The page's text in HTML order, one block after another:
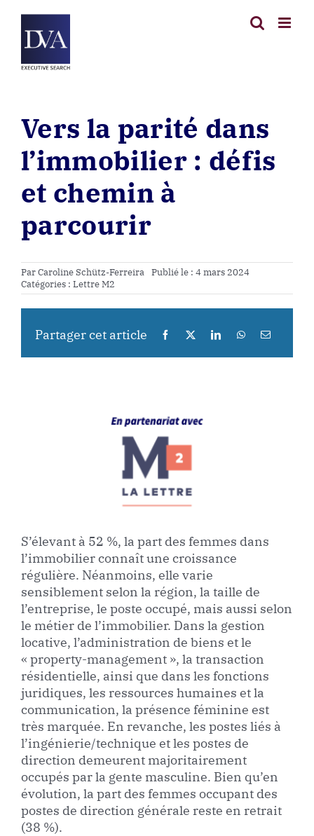
contenu
Vers la parité dans
l’immobilier : défis
et chemin à
parcourir
ParCaroline Schütz-Ferreira Publié le : 4 mars 2024
Catégories : Lettre M2
Partager cet article
S’élevant à 52 %, la part des femmes dans
l’immobilier connaît une croissance
régulière. Néanmoins, elle varie
sensiblement selon la région, la taille de
l’entreprise, le poste occupé, mais aussi selon
le métier de l’immobilier. Dans la gestion
locative, l’administration de biens et le
« property-management », la transaction
résidentielle, ainsi que dans les fonctions
juridiques, les ressources humaines et la
communication, la présence féminine est
très marquée. En revanche, les postes liés à
l’ingénierie/technique et les postes de
direction demeurent majoritairement
occupés par la gente masculine. Bien qu’en
évolution, la part des femmes occupant des
postes de direction générale reste en retrait
(38 %).